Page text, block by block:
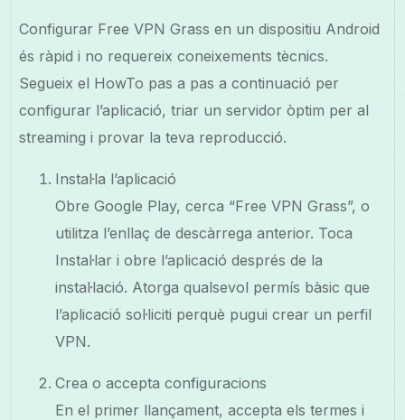
Configurar Free VPN Grass en un dispositiu Android
és ràpid i no requereix coneixements tècnics.
Segueix el HowTo pas a pas a continuació per
configurar l’aplicació, triar un servidor òptim per al
streaming i provar la teva reproducció.
Instal·la l’aplicació
Obre Google Play, cerca “Free VPN Grass”, o
utilitza l’enllaç de descàrrega anterior. Toca
Instal·lar i obre l’aplicació després de la
instal·lació. Atorga qualsevol permís bàsic que
l’aplicació sol·liciti perquè pugui crear un perfil
VPN.
Crea o accepta configuracions
En el primer llançament, accepta els termes i